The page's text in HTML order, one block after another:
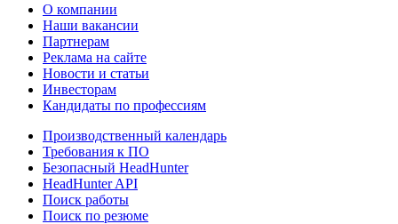
О компании
Наши вакансии
Партнерам
Реклама на сайте
Новости и статьи
Инвесторам
Кандидаты по профессиям
Производственный календарь
Требования к ПО
Безопасный HeadHunter
HeadHunter API
Поиск работы
Поиск по резюме